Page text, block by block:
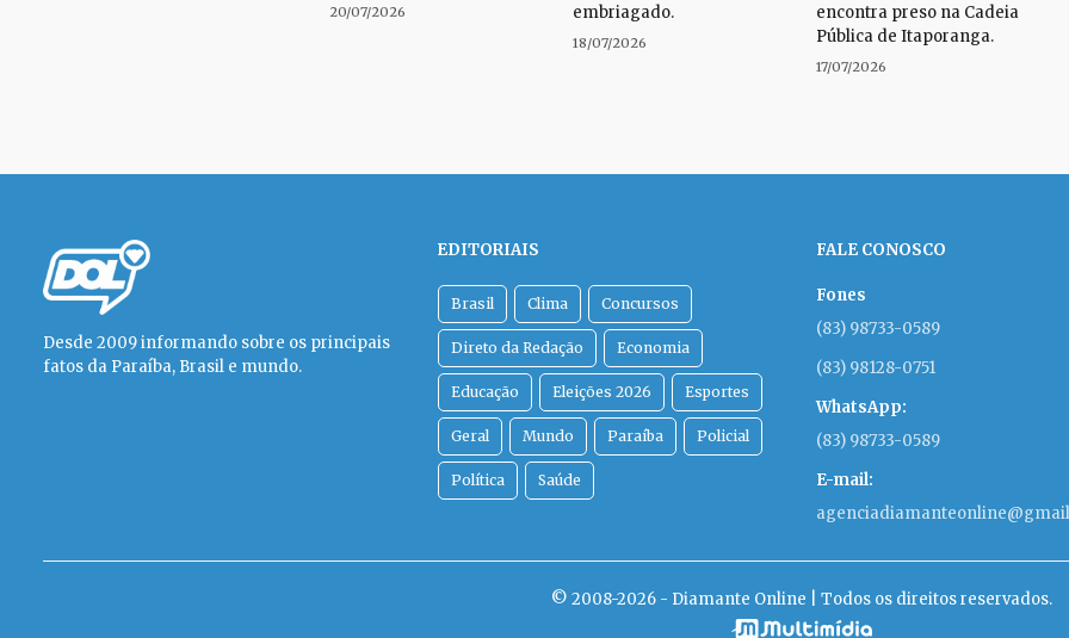
20/07/2026
embriagado.
18/07/2026
encontra preso na Cadeia
Pública de Itaporanga.
17/07/2026
Desde 2009 informando sobre os principais
fatos da Paraíba, Brasil e mundo.
EDITORIAIS
Brasil Clima Concursos
Direto da Redação Economia
Educação Eleições 2026 Esportes
Geral Mundo Paraíba Policial
Política Saúde
FALE CONOSCO
Fones
(83) 98733-0589
(83) 98128-0751
WhatsApp:
(83) 98733-0589
E-mail:
© 2008-2026 - Diamante Online | Todos os direitos reservados.